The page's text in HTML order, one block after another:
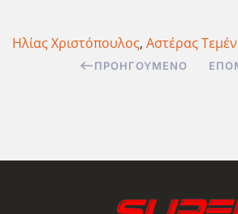
Ηλίας Χριστόπουλος, Αστέρας
ΠΡΟΗΓΟΎΜΕΝΟ